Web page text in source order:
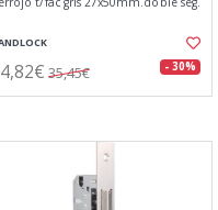
35,45€ - 30%